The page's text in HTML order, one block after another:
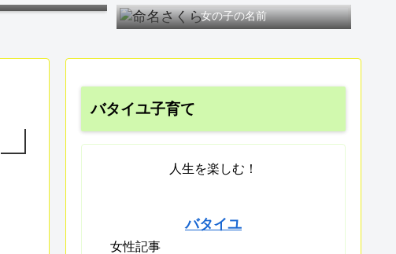
女の子の名前
バタイユ子育て
人生を楽しむ！
バタイユ
女性記事